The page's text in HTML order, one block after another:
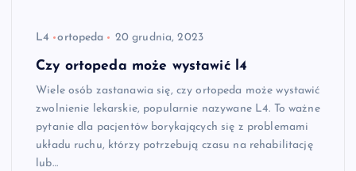
L4 ortopeda 20 grudnia, 2023
Czy ortopeda może wystawić l4
Wiele osób zastanawia się, czy ortopeda może wystawić
zwolnienie lekarskie, popularnie nazywane L4. To ważne
pytanie dla pacjentów borykających się z problemami
układu ruchu, którzy potrzebują czasu na rehabilitację
lub…